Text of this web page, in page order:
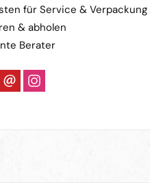
für Service & Verpackung
& abholen
Berater